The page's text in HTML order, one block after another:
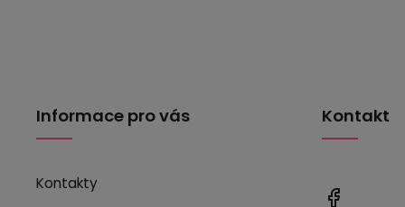
Informace pro vás
Kontakty
Kontakt